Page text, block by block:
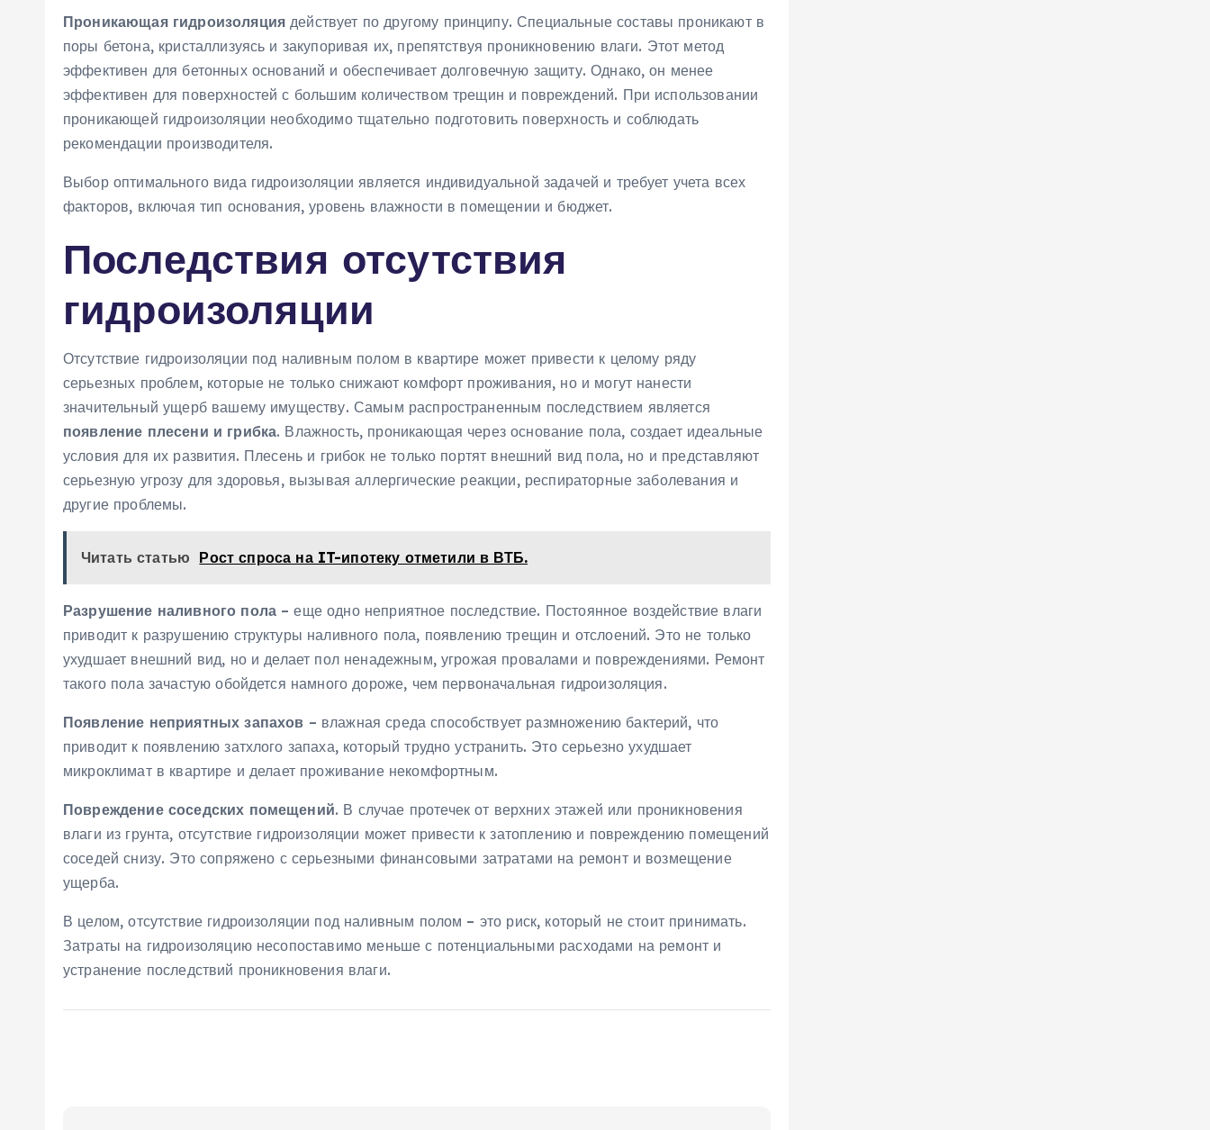
Проникающая гидроизоляция действует по другому принципу. Специальные составы проникают в
поры бетона, кристаллизуясь и закупоривая их, препятствуя проникновению влаги. Этот метод
эффективен для бетонных оснований и обеспечивает долговечную защиту. Однако, он менее
эффективен для поверхностей с большим количеством трещин и повреждений. При использовании
проникающей гидроизоляции необходимо тщательно подготовить поверхность и соблюдать
рекомендации производителя.
Выбор оптимального вида гидроизоляции является индивидуальной задачей и требует учета всех
факторов, включая тип основания, уровень влажности в помещении и бюджет.
Последствия отсутствия
гидроизоляции
Отсутствие гидроизоляции под наливным полом в квартире может привести к целому ряду
серьезных проблем, которые не только снижают комфорт проживания, но и могут нанести
значительный ущерб вашему имуществу. Самым распространенным последствием является
появление плесени и грибка. Влажность, проникающая через основание пола, создает идеальные
условия для их развития. Плесень и грибок не только портят внешний вид пола, но и представляют
серьезную угрозу для здоровья, вызывая аллергические реакции, респираторные заболевания и
другие проблемы.
Читать статью Рост спроса на IT-ипотеку отметили в ВТБ.
Разрушение наливного пола – еще одно неприятное последствие. Постоянное воздействие влаги
приводит к разрушению структуры наливного пола, появлению трещин и отслоений. Это не только
ухудшает внешний вид, но и делает пол ненадежным, угрожая провалами и повреждениями. Ремонт
такого пола зачастую обойдется намного дороже, чем первоначальная гидроизоляция.
Появление неприятных запахов – влажная среда способствует размножению бактерий, что
приводит к появлению затхлого запаха, который трудно устранить. Это серьезно ухудшает
микроклимат в квартире и делает проживание некомфортным.
Повреждение соседских помещений. В случае протечек от верхних этажей или проникновения
влаги из грунта, отсутствие гидроизоляции может привести к затоплению и повреждению помещений
соседей снизу. Это сопряжено с серьезными финансовыми затратами на ремонт и возмещение
ущерба.
В целом, отсутствие гидроизоляции под наливным полом – это риск, который не стоит принимать.
Затраты на гидроизоляцию несопоставимо меньше с потенциальными расходами на ремонт и
устранение последствий проникновения влаги.